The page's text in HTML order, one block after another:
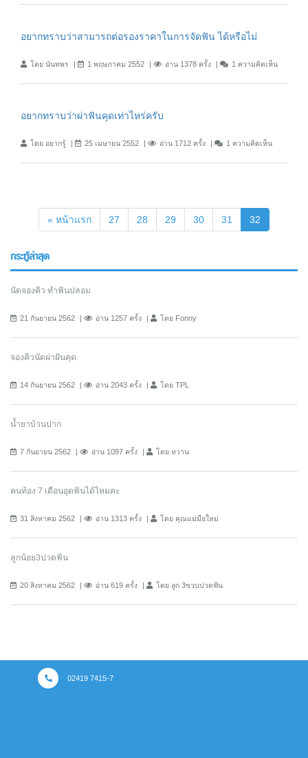
อยากทราบว่าสามารถต่อรองราคาในการจัดฟัน ได้หรือไม่
โดย นันทพร 1 พฤษภาคม 2552 อ่าน 1378 ครั้ง 1 ความคิดเห็น
อยากทราบว่าผ่าฟันคุดเท่าไหร่ครับ
โดย อยากรู้ 25 เมษายน 2552 อ่าน 1712 ครั้ง 1 ความคิดเห็น
« หน้าแรก 27 28 29 30 31 32
กระทู้ล่าสุด
นัดจองคิว ทำฟันปลอม
21 กันยายน 2562 อ่าน 1257 ครั้ง โดย Fonny
จองคิวนัดผ่าฝันคุด
14 กันยายน 2562 อ่าน 2043 ครั้ง โดย TPL
น้ำยาบ้วนปาก
7 กันยายน 2562 อ่าน 1097 ครั้ง โดย หวาน
คนท้อง 7 เดือนอุดฟันได้ไหมคะ
31 สิงหาคม 2562 อ่าน 1313 ครั้ง โดย คุณแม่มือใหม่
ลูกน้อย3ปวดฟัน
20 สิงหาคม 2562 อ่าน 619 ครั้ง โดย ลูก 3ขวบปวดฟัน
02419 7415-7